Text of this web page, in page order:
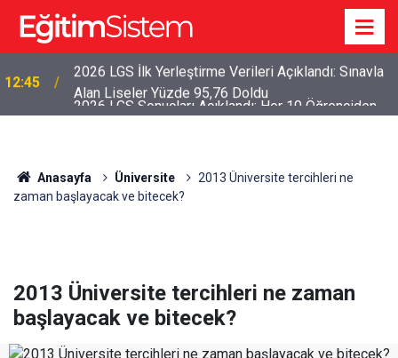
04:00
2026 LGS Sonuçları Açıklandı: Her 10 Öğrenciden
Yaklaşık 9’u İlk Beş Tercihine Yerleşti
Anasayfa Üniversite
2013 Üniversite tercihleri ne
zaman başlayacak ve bitecek?
2013 Üniversite tercihleri ne zaman
başlayacak ve bitecek?